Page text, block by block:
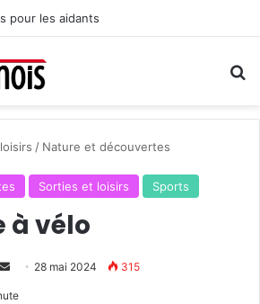
pour les aidants
/ Nature et découvertes
Sorties et loisirs Sports
à vélo
28 mai 2024 315